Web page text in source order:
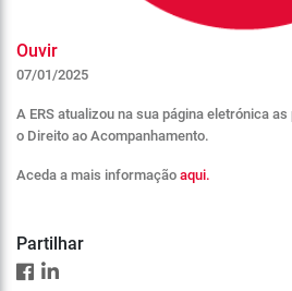
Ouvir
07/01/2025
A ERS atualizou na sua página eletrónica
o Direito ao Acompanhamento.
Aceda a mais informação aqui.
Partilhar